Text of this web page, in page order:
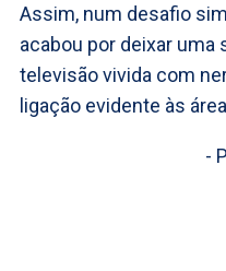
Assim, num desafio
acabou por deixar
televisão vivida com
ligação evidente às
-